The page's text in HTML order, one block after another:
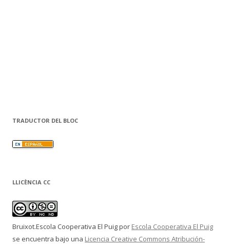
TRADUCTOR DEL BLOC
LLICÈNCIA CC
Bruixot.Escola Cooperativa El Puigpor Escola Cooperativa El Puig
se encuentra bajo una Licencia Creative Commons Atribución-